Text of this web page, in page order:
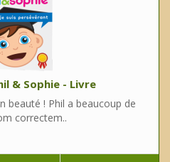
& Sophie - Livre
beauté ! Phil a beaucoup de
correctem..